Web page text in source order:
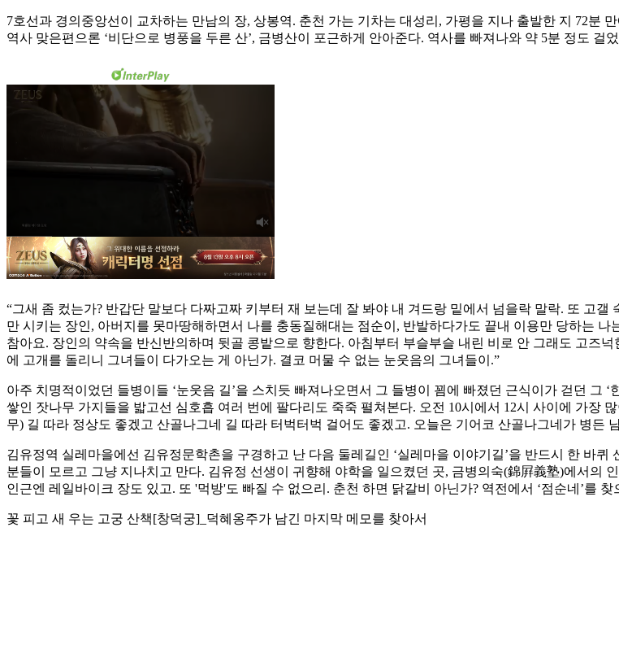
7호선과 경의중앙선이 교차하는 만남의 장, 상봉역. 춘천 가는 기차는 대성리, 가평을 지나 출발한 지 72분
역사 맞은편으론 ‘비단으로 병풍을 두른 산’, 금병산이 포근하게 안아준다. 역사를 빠져나와 약 5분 정도 걸
“그새 좀 컸는가? 반갑단 말보다 다짜고짜 키부터 재 보는데 잘 봐야 내 겨드랑 밑에서 넘을락 말락. 또 고
만 시키는 장인, 아버지를 못마땅해하면서 나를 충동질해대는 점순이, 반발하다가도 끝내 이용만 당하는
참아요. 장인의 약속을 반신반의하며 뒷골 콩밭으로 향한다. 아침부터 부슬부슬 내린 비로 안 그래도 고즈
에 고개를 돌리니 그녀들이 다가오는 게 아닌가. 결코 머물 수 없는 눈웃음의 그녀들이.”
아주 치명적이었던 들병이들 ‘눈웃음 길’을 스치듯 빠져나오면서 그 들병이 꾐에 빠졌던 근식이가 걷던 그
쌓인 잣나무 가지들을 밟고선 심호흡 여러 번에 팔다리도 죽죽 펼쳐본다. 오전 10시에서 12시 사이에 가장
무) 길 따라 정상도 좋겠고 산골나그네 길 따라 터벅터벅 걸어도 좋겠고. 오늘은 기어코 산골나그네가 병든
김유정역 실레마을에선 김유정문학촌을 구경하고 난 다음 둘레길인 ‘실레마을 이야기길’을 반드시 한 바
분들이 모르고 그냥 지나치고 만다. 김유정 선생이 귀향해 야학을 일으켰던 곳, 금병의숙(錦屛義塾)에서의
인근엔 레일바이크 장도 있고. 또 '먹방'도 빠질 수 없으리. 춘천 하면 닭갈비 아닌가? 역전에서 ‘점순네’를 찾
꽃 피고 새 우는 고궁 산책[창덕궁]_덕혜옹주가 남긴 마지막 메모를 찾아서